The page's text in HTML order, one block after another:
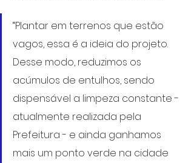
“Plantar em terrenos que estão
vagos, essa é a ideia do projeto.
Desse modo, reduzimos os
acúmulos de entulhos, sendo
dispensável a limpeza constante -
atualmente realizada pela
Prefeitura - e ainda ganhamos
mais um ponto verde na cidade